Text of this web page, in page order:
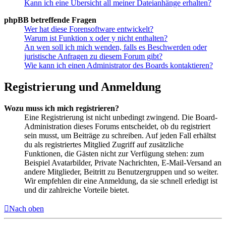
Kann ich eine Übersicht all meiner Dateianhänge erhalten?
phpBB betreffende Fragen
Wer hat diese Forensoftware entwickelt?
Warum ist Funktion x oder y nicht enthalten?
An wen soll ich mich wenden, falls es Beschwerden oder
juristische Anfragen zu diesem Forum gibt?
Wie kann ich einen Administrator des Boards kontaktieren?
Registrierung und Anmeldung
Wozu muss ich mich registrieren?
Eine Registrierung ist nicht unbedingt zwingend. Die Board-
Administration dieses Forums entscheidet, ob du registriert
sein musst, um Beiträge zu schreiben. Auf jeden Fall erhältst
du als registriertes Mitglied Zugriff auf zusätzliche
Funktionen, die Gästen nicht zur Verfügung stehen: zum
Beispiel Avatarbilder, Private Nachrichten, E-Mail-Versand an
andere Mitglieder, Beitritt zu Benutzergruppen und so weiter.
Wir empfehlen dir eine Anmeldung, da sie schnell erledigt ist
und dir zahlreiche Vorteile bietet.
Nach oben